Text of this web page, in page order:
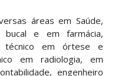
áreas em Saúde,
e em farmácia,
técnico em órtese e
em radiologia, em
engenheiro